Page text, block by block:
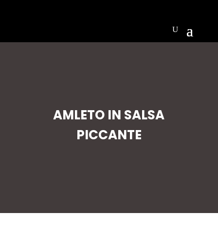
AMLETO IN SALSA
PICCANTE